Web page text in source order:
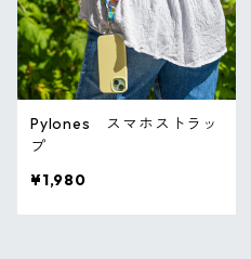
Pylones スマホストラッ
プ
¥1,980